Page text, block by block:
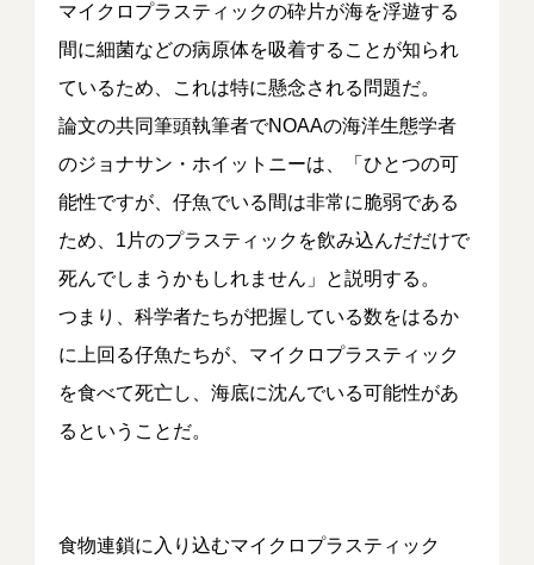
マイクロプラスティックの砕片が海を浮遊する
間に細菌などの病原体を吸着することが知られ
ているため、これは特に懸念される問題だ。
論文の共同筆頭執筆者でNOAAの海洋生態学者
のジョナサン・ホイットニーは、「ひとつの可
能性ですが、仔魚でいる間は非常に脆弱である
ため、1片のプラスティックを飲み込んだだけで
死んでしまうかもしれません」と説明する。
つまり、科学者たちが把握している数をはるか
に上回る仔魚たちが、マイクロプラスティック
を食べて死亡し、海底に沈んでいる可能性があ
るということだ。
食物連鎖に入り込むマイクロプラスティック